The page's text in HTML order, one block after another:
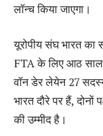
लॉन्च किया जाएगा।
यूरोपीय संघ भारत का
FTA के लिए आठ साल
वॉन डेर लेयेन 27
भारत दौरे पर हैं, दोनों
की उम्मीद है।